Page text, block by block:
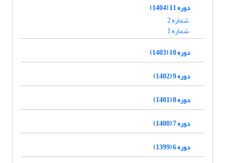
دوره 11 (1404)
شماره 2
شماره 1
دوره 10 (1403)
دوره 9 (1402)
دوره 8 (1401)
دوره 7 (1400)
دوره 6 (1399)